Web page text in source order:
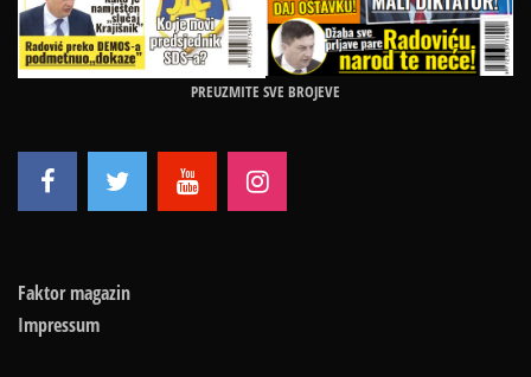
PREUZMITE SVE BROJEVE
Faktor magazin
Impressum